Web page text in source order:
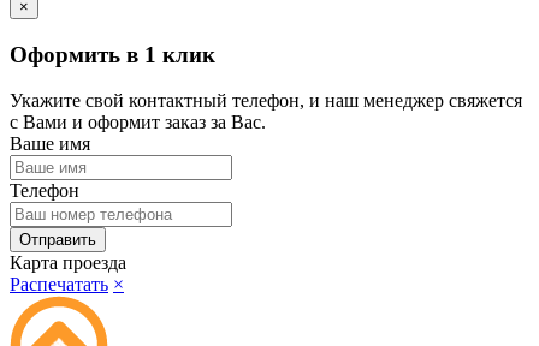
×
Оформить в 1 клик
Укажите свой контактный телефон, и наш менеджер свяжется
с Вами и оформит заказ за Вас.
Ваше имя
Телефон
Карта проезда
Распечатать ×